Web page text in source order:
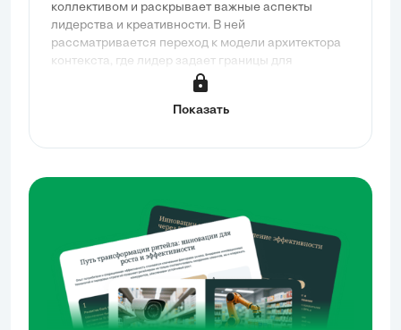
коллективом и раскрывает важные аспекты
лидерства и креативности. В ней
рассматривается переход к модели архитектора
контекста, где лидер задает границы для
автономии команды, а также подчеркивается
инновационного потенциала. Также обсуждаются
процессов, включая делегирование и
Показать